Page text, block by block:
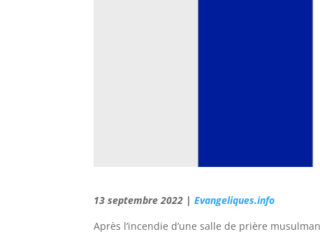
13 septembre 2022 |Evangeliques.info
Après l’incendie d’une salle de prière